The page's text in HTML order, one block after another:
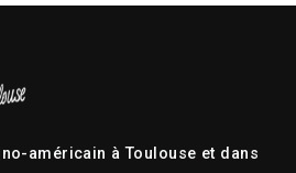
américain à Toulouse et dans